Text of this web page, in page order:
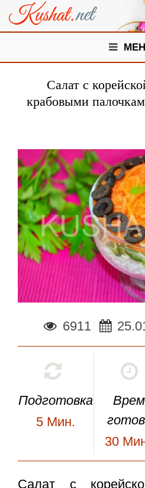
Салат с
крабовыми
6911
Подготовка
5 Мин.
30
Салат с